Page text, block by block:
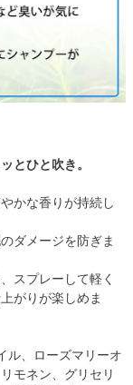
とひと吹き。
かな香りが持続し
ダメージを防ぎま
スプレーして軽く
がりが楽しめま
ル、ローズマリーオ
モネン、グリセリ